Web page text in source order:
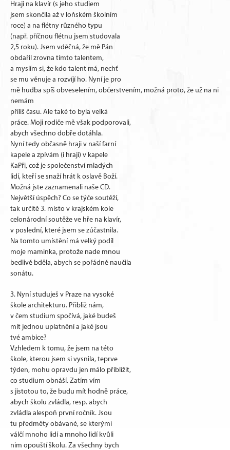
Hraji na klavír (s jeho studiem
jsem skončila až v loňském školním
roce) a na flétny různého typu
(např. příčnou flétnu jsem studovala
2,5 roku). Jsem vděčná, že mě Pán
obdařil zrovna tímto talentem,
a myslím si, že kdo talent má, nechť
se mu věnuje a rozvíjí ho. Nyní je pro
mě hudba spíš obveselením, občerstvením, možná proto, že už na ni
nemám
příliš času. Ale také to byla velká
práce. Moji rodiče mě však podporovali,
abych všechno dobře dotáhla.
Nyní tedy občasně hraji v naší farní
kapele a zpívám (i hraji) v kapele
KaPři, což je společenství mladých
lidí, kteří se snaží hrát k oslavě Boží.
Možná jste zaznamenali naše CD.
Největší úspěch? Co se týče soutěží,
tak určitě 3. místo v krajském kole
celonárodní soutěže ve hře na klavír,
v poslední, které jsem se zúčastnila.
Na tomto umístění má velký podíl
moje maminka, protože nade mnou
bedlivě bděla, abych se pořádně naučila
sonátu.
3. Nyní studuješ v Praze na vysoké
škole architekturu. Přibliž nám,
v čem studium spočívá, jaké budeš
mít jednou uplatnění a jaké jsou
tvé ambice?
Vzhledem k tomu, že jsem na této
škole, kterou jsem si vysnila, teprve
týden, mohu opravdu jen málo přiblížit,
co studium obnáší. Zatím vím
s jistotou to, že budu mít hodně práce,
abych školu zvládla, resp. abych
zvládla alespoň první ročník. Jsou
tu předměty obávané, se kterými
válčí mnoho lidí a mnoho lidí kvůli
nim opouští školu. Za všechny bych